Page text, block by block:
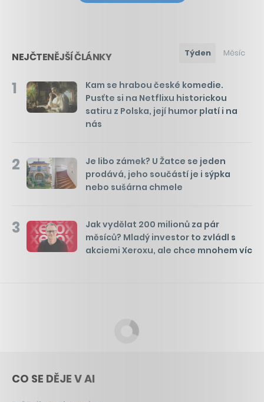
NEJČTENĚJŠÍ ČLÁNKY Týden Měsíc
1
Kam se hrabou české komedie.
Pusťte si na Netflixu historickou
satiru z Polska, její humor platí i na
nás
2
Je libo zámek? U Žatce se jeden
prodává, jeho součástí je i sýpka
nebo sušárna chmele
3
Jak vydělat 200 milionů za pár
měsíců? Mladý investor to zvládl s
akciemi Xeroxu, ale chce mnohem víc
CO SE DĚJE V AI